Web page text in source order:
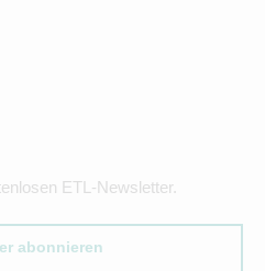
ETL-Newsletter.
abonnieren